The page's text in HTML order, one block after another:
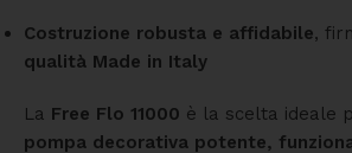
Costruzione robusta e affidabile,
qualità Made in Italy
La Free Flo 11000 è la scelta ideale
pompa decorativa potente,